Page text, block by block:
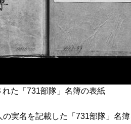
れた「731部隊」名簿の表紙
実名を記載した「731部隊」名